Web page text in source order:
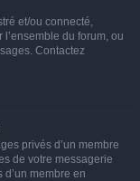
et/ou connecté,
l’ensemble du forum, ou
Contactez
privés d’un membre
de votre messagerie
membre en